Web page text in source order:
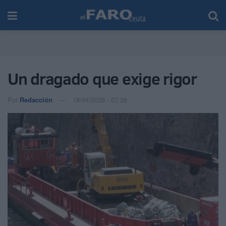
Un dragado que exige rigor
Por Redacción 18/04/2026 - 07:26